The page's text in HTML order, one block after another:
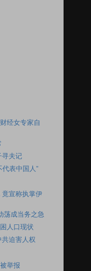
经女专家自
寻夫记
表中国人”
宣称执掌伊
荡成当务之急
人口现状
迫害人权
举报